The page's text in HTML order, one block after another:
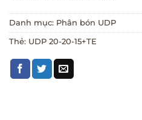
Danh mục: Phân bón UDP
Thẻ: UDP 20-20-15+TE